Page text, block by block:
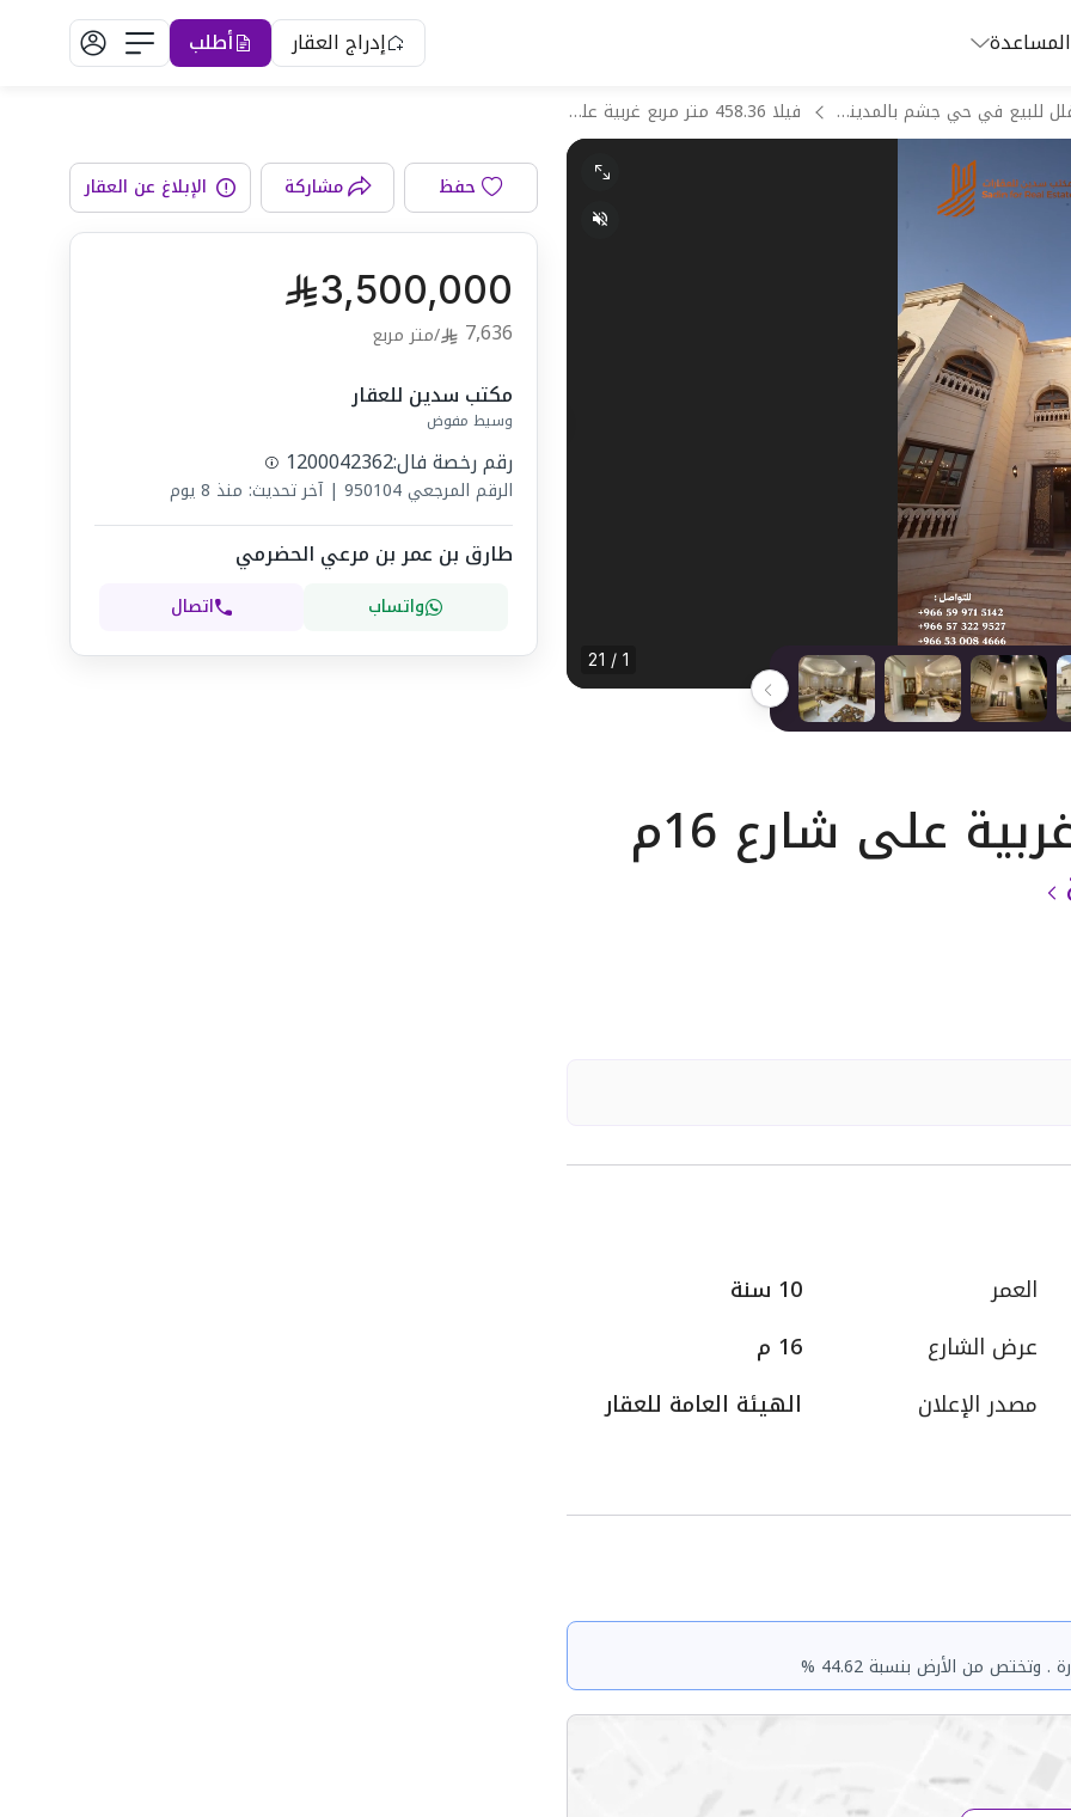
المساعدة إدراج العقار أطلب
فلل للبيع في حي جشم بالمدينة المنورة فيلا 458.36 متر مربع غربية على شارع 16م
الواجهة
1 / 21
العمر
10 سنة
عرض الشارع
16 م
مصدر الإعلان
الهيئة العامة للعقار
من الأرض بنسبة 44.62 %
حفظ مشاركة الإبلاغ عن العقار
3,500,000
7,636
/متر مربع
مكتب سدين للعقار
وسيط مفوض
رقم رخصة فال:1200042362
الرقم المرجعي950104
|آخر تحديث: منذ 8 يوم
طارق بن عمر بن مرعي الحضرمي
واتساب اتصال